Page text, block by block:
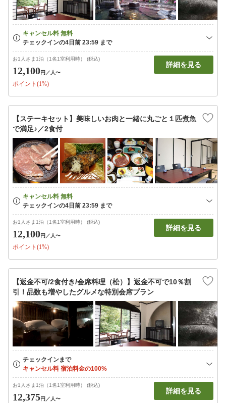
お1人さま1泊（1名1室利用時） (税込)
12,100円 ／人〜
ポイント(1%)
詳細を見る
【ステーキセット】美味しいお肉と一緒に丸ごと１匹煮魚
で満足♪／2食付
お1人さま1泊（1名1室利用時） (税込)
12,100円 ／人〜
ポイント(1%)
詳細を見る
【返金不可/2食付き/会席料理（松）】返金不可で10％割
引！品数も増やしたグルメな特別会席プラン
お1人さま1泊（1名1室利用時） (税込)
12,375円 ／人〜
詳細を見る